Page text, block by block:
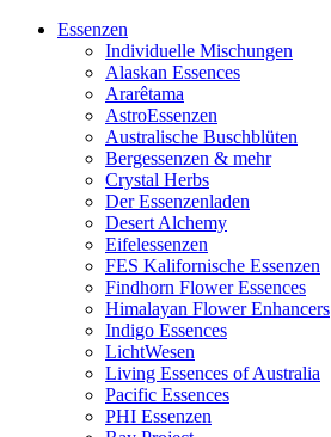
Essenzen
Individuelle Mischungen
Alaskan Essences
Ararêtama
AstroEssenzen
Australische Buschblüten
Bergessenzen & mehr
Crystal Herbs
Der Essenzenladen
Desert Alchemy
Eifelessenzen
FES Kalifornische Essenzen
Findhorn Flower Essences
Himalayan Flower Enhancers
Indigo Essences
LichtWesen
Living Essences of Australia
Pacific Essences
PHI Essenzen